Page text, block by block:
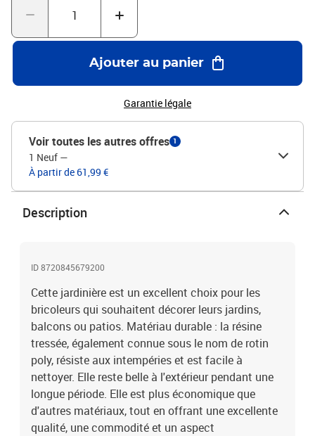
du sol. Bon à savoir :Pour faciliter au maximum le montage,
que vos meubles d'extérieur restent beaux, nous vous
recommandons de les protéger avec une housse
imperméable.Couleur : noir, marronMatériau : résine tressée, acier
enduit de poudre, bois d'acacia massif, plastiqueDimensions : 40 x
40 x 80 cm (L x l x H)Dimensions intérieures : 38 x 38 x 78 cm (L x l
Ajouter au panier
Garantie légale
Voir toutes les autres offres 1
1 Neuf —
À partir de 61,99 €
Description
ID 8720845679200
Cette jardinière est un excellent choix pour les
bricoleurs qui souhaitent décorer leurs jardins,
balcons ou patios. Matériau durable : la résine
tressée, également connue sous le nom de rotin
poly, résiste aux intempéries et est facile à
nettoyer. Elle reste belle à l'extérieur pendant une
longue période. Elle est plus économique que
d'autres matériaux, tout en offrant une excellente
qualité, une commodité et un aspect